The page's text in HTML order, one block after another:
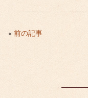
bo
ok
tte
« 前の記事